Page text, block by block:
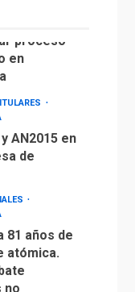
de
81 años de
atómica.
intenta
limitar